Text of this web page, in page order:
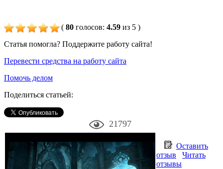
( 80 голосов: 4.59 из 5 )
Статья помогла? Поддержите работу сайта!
Перевести средства на работу сайта
Помочь делом
Поделиться статьей:
21797
Оставить
отзыв
Читать
отзывы